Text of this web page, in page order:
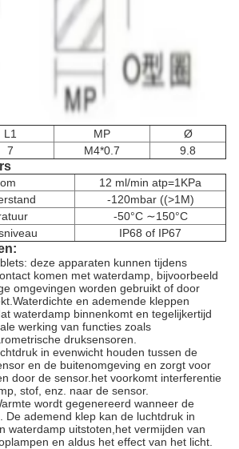
L1 MP
Ø
7 M4*0.7 9.8
12 ml/min atp=1KPa
-120mbar ((>1M)
-50°C ∼150°C
IP68 of IP67
deze apparaten kunnen tijdens
komen met waterdamp, bijvoorbeeld
omgevingen worden gebruikt of door
en ademende kleppen
waterdamp binnenkomt en tegelijkertijd
werking van functies zoals
druksensoren.
in evenwicht houden tussen de
en de buitenomgeving en zorgt voor
door de sensor.het voorkomt interferentie
stof, enz. naar de sensor.
wordt gegenereerd wanneer de
De ademend klep kan de luchtdruk in
waterdamp uitstoten,het vermijden van
en aldus het effect van het licht.